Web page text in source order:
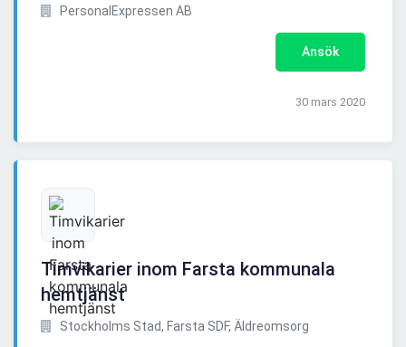
PersonalExpressen AB
Ansök
30 mars 2020
Timvikarier inom Farsta kommunala
hemtjänst
Stockholms Stad, Farsta SDF, Äldreomsorg